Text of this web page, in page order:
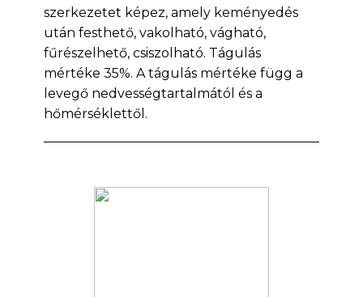
szerkezetet képez, amely keményedés
után festhető, vakolható, vágható,
fűrészelhető, csiszolható. Tágulás
mértéke 35%. A tágulás mértéke függ a
levegő nedvességtartalmától és a
hőmérséklettől.